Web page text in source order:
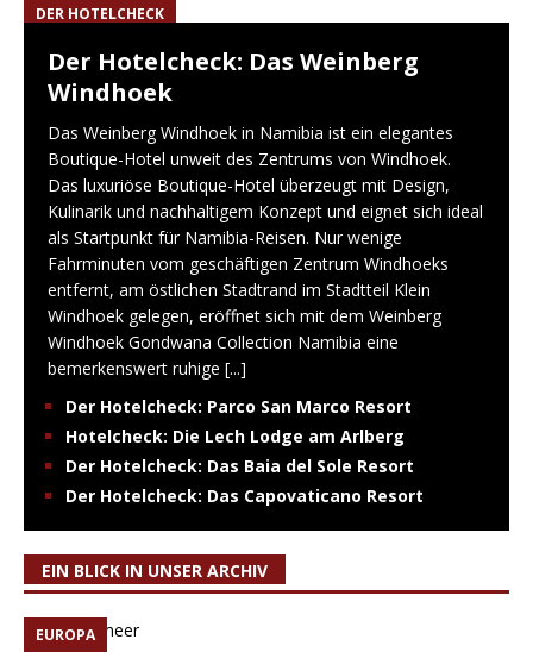
DER HOTELCHECK
Der Hotelcheck: Das Weinberg
Windhoek
Das Weinberg Windhoek in Namibia ist ein elegantes
Boutique-Hotel unweit des Zentrums von Windhoek.
Das luxuriöse Boutique-Hotel überzeugt mit Design,
Kulinarik und nachhaltigem Konzept und eignet sich ideal
als Startpunkt für Namibia-Reisen. Nur wenige
Fahrminuten vom geschäftigen Zentrum Windhoeks
entfernt, am östlichen Stadtrand im Stadtteil Klein
Windhoek gelegen, eröffnet sich mit dem Weinberg
Windhoek Gondwana Collection Namibia eine
bemerkenswert ruhige [...]
Der Hotelcheck: Parco San Marco Resort
Hotelcheck: Die Lech Lodge am Arlberg
Der Hotelcheck: Das Baia del Sole Resort
Der Hotelcheck: Das Capovaticano Resort
EIN BLICK IN UNSER ARCHIV
EUROPA